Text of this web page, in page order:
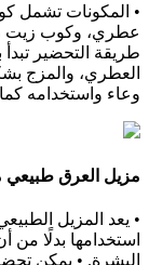
عطري، وكوب زيت
طريقة التحضير
العطري، والمزج
وعاء واستخدامه
مزيل العرق طبيعي
• يعد المزيل
استخدامها بدلًا من
البشرة. • يمكن